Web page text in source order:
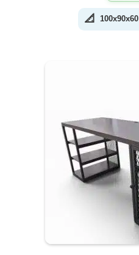
📐 100x90x60